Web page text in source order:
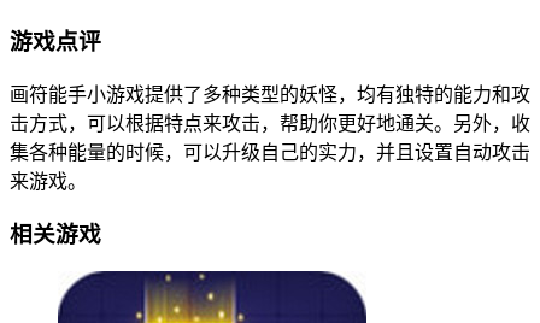
游戏点评
画符能手小游戏提供了多种类型的妖怪，均有独特的能力和攻
击方式，可以根据特点来攻击，帮助你更好地通关。另外，收
集各种能量的时候，可以升级自己的实力，并且设置自动攻击
来游戏。
相关游戏